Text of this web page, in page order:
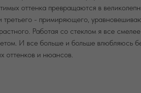
оттенка превращаются в
третьего - примиряющего,
Работая со стеклом я все
И все больше и больше влюбляюсь
оттенков и нюансов.